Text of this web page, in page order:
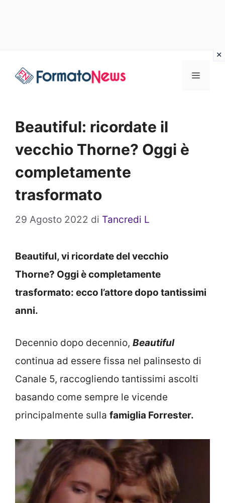
Menu
Beautiful: ricordate il
vecchio Thorne? Oggi è
completamente
trasformato
29 Agosto 2022 di Tancredi L
Beautiful, vi ricordate del vecchio
Thorne? Oggi è completamente
trasformato: ecco l’attore dopo tantissimi
anni.
Decennio dopo decennio, Beautiful
continua ad essere fissa nel palinsesto di
Canale 5, raccogliendo tantissimi ascolti
basando come sempre le vicende
principalmente sulla famiglia Forrester.